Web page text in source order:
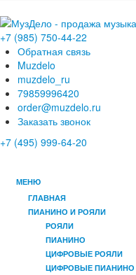
+7 (985) 750-44-22
Обратная связь
Muzdelo
muzdelo_ru
79859996420
order@muzdelo.ru
Заказать звонок
+7 (495) 999-64-20
МЕНЮ
ГЛАВНАЯ
ПИАНИНО И РОЯЛИ
РОЯЛИ
ПИАНИНО
ЦИФРОВЫЕ РОЯЛИ
ЦИФРОВЫЕ ПИАНИНО